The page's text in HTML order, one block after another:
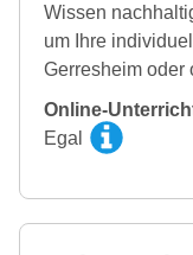
Wissen
um Ihre
Gerresheim oder
Online-
Egal